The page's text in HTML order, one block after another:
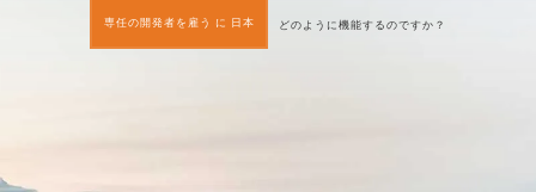
専任の開発者を雇う に 日本 どのように機能するのですか？